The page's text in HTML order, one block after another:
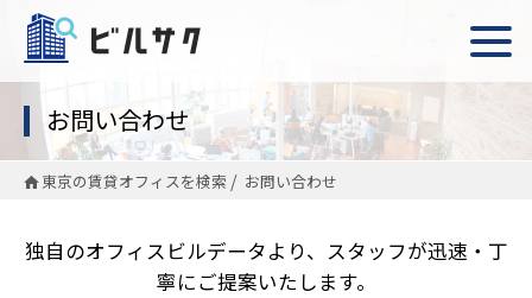
お問い合わせ
東京の賃貸オフィスを検索 お問い合わせ
独自のオフィスビルデータより、スタッフが迅速・丁
寧にご提案いたします。